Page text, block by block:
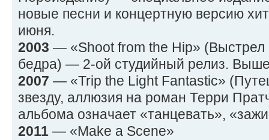
новые песни и концертную версию
июня.
2003 — «Shoot from the Hip» (Выстрел
бедра) — 2-ой студийный релиз.
2007 — «Trip the Light Fantastic»
звезду, аллюзия на роман Терри
альбома означает «танцевать»,
2011 — «Make a Scene»